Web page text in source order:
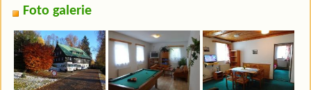
Foto galerie